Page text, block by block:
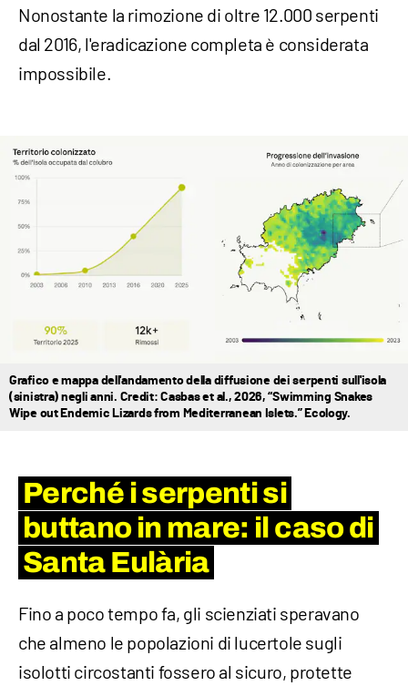
Nonostante la rimozione di oltre 12.000 serpenti
dal 2016, l'eradicazione completa è considerata
impossibile.
Grafico e mappa dell'andamento della diffusione dei serpenti sull'isola
(sinistra) negli anni. Credit: Casbas et al., 2026, “Swimming Snakes
Wipe out Endemic Lizards from Mediterranean Islets.” Ecology.
Perché i serpenti si
buttano in mare: il caso di
Santa Eulària
Fino a poco tempo fa, gli scienziati speravano
che almeno le popolazioni di lucertole sugli
isolotti circostanti fossero al sicuro, protette